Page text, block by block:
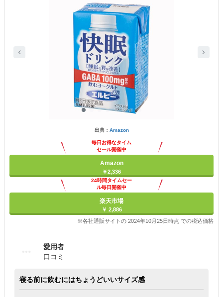
出典： Amazon
毎日お得なタイム
セール開催中
Amazon
￥2,336
24時間タイムセー
ル毎日開催中
楽天市場
￥ 2,886
※各社通販サイトの 2024年10月25日時点 での税込価格
愛用者
口コミ
寝る前に飲むにはちょうどいいサイズ感